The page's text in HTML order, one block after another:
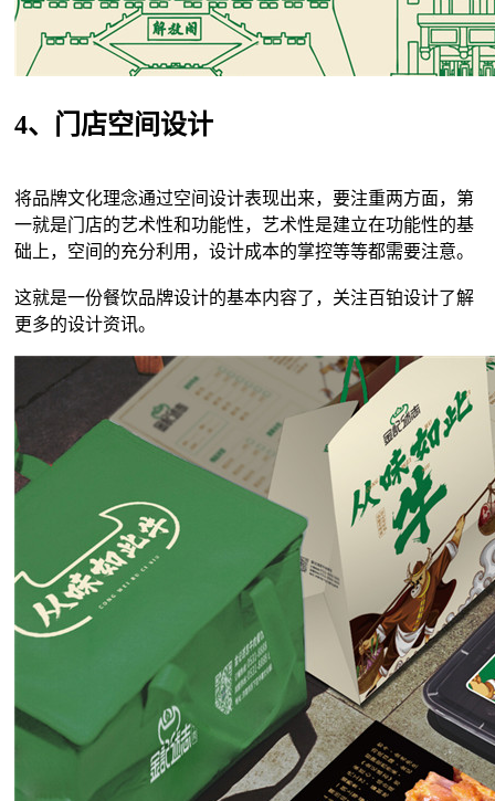
4、门店空间设计
将品牌文化理念通过空间设计表现出来，要注重两方面，第
一就是门店的艺术性和功能性，艺术性是建立在功能性的基
础上，空间的充分利用，设计成本的掌控等等都需要注意。
这就是一份餐饮品牌设计的基本内容了，关注百铂设计了解
更多的设计资讯。